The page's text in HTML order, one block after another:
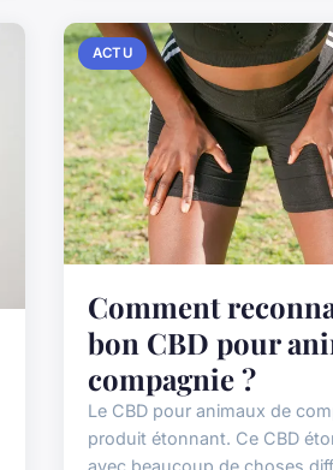
ACTU
Comment
bon CBD pour
compagnie ?
Le CBD pour animaux de
produit étonnant. Ce CBD
avec beaucoup de choses